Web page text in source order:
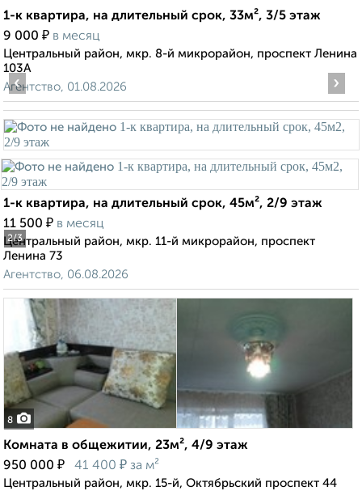
1-к квартира, на длительный срок, 33м², 3/5 этаж
9 000 ₽ в месяц
Центральный район, мкр. 8-й микрорайон, проспект Ленина
103А
Агентство, 01.08.2026
2/3
‹ ›
1-к квартира, на длительный срок, 45м², 2/9 этаж
11 500 ₽ в месяц
Центральный район, мкр. 11-й микрорайон, проспект
Ленина 73
Агентство, 06.08.2026
8
Комната в общежитии, 23м², 4/9 этаж
950 000 ₽ 41 400 ₽ за м²
Центральный район, мкр. 15-й, Октябрьский проспект 44